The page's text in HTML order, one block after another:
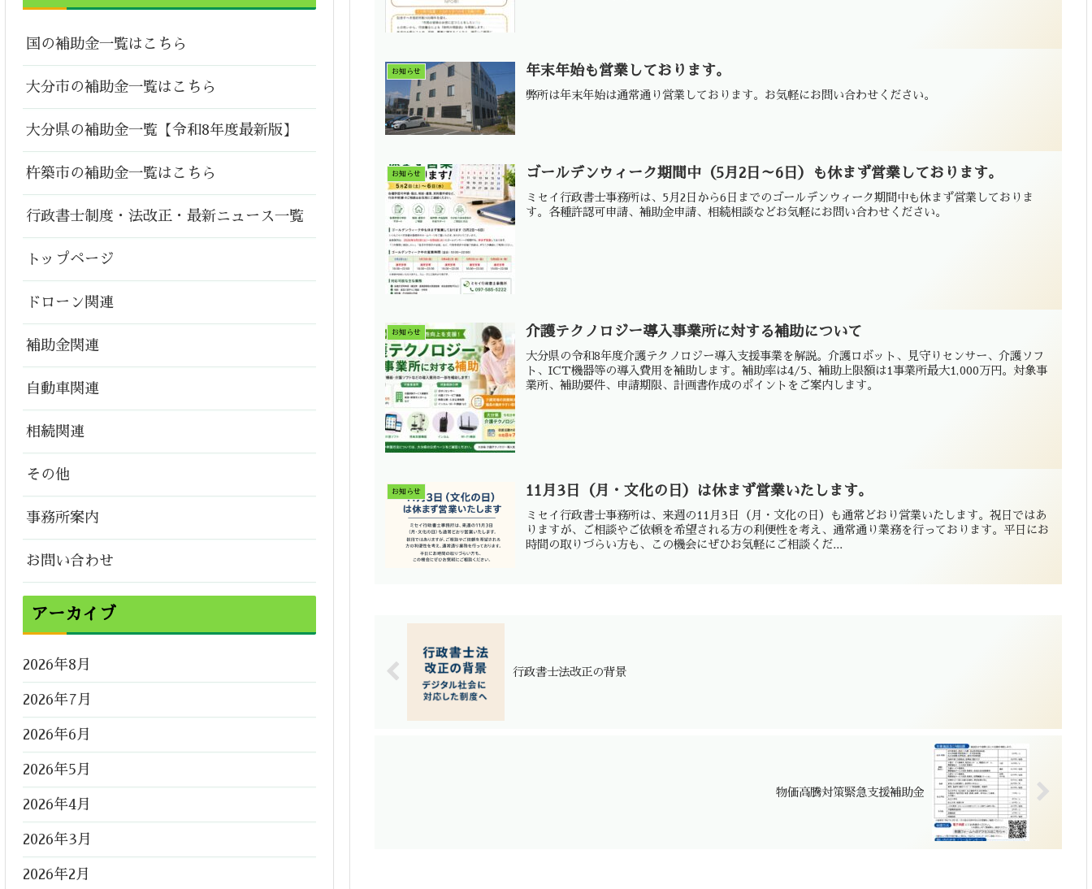
お知らせ 年末年始も営業しております。
弊所は年末年始は通常通り営業しております。お気軽にお問い合わせください。
お知らせ ゴールデンウィーク期間中（5月2日～6日）も休まず営業しております。
ミセイ行政書士事務所は、5月2日から6日までのゴールデンウィーク期間中も休まず営業しておりま
す。各種許認可申請、補助金申請、相続相談などお気軽にお問い合わせください。
お知らせ 介護テクノロジー導入事業所に対する補助について
大分県の令和8年度介護テクノロジー導入支援事業を解説。介護ロボット、見守りセンサー、介護ソフ
ト、ICT機器等の導入費用を補助します。補助率は4/5、補助上限額は1事業所最大1,000万円。対象事
業所、補助要件、申請期限、計画書作成のポイントをご案内します。
お知らせ 11月3日（月・文化の日）は休まず営業いたします。
ミセイ行政書士事務所は、来週の11月3日（月・文化の日）も通常どおり営業いたします。祝日ではあ
りますが、ご相談やご依頼を希望される方の利便性を考え、通常通り業務を行っております。平日にお
時間の取りづらい方も、この機会にぜひお気軽にご相談くだ...
行政書士法改正の背景
物価高騰対策緊急支援補助金
国の補助金一覧はこちら
大分市の補助金一覧はこちら
大分県の補助金一覧【令和8年度最新版】
杵築市の補助金一覧はこちら
行政書士制度・法改正・最新ニュース一覧
トップページ
ドローン関連
補助金関連
自動車関連
相続関連
その他
事務所案内
お問い合わせ
アーカイブ
2026年8月
2026年7月
2026年6月
2026年5月
2026年4月
2026年3月
2026年2月